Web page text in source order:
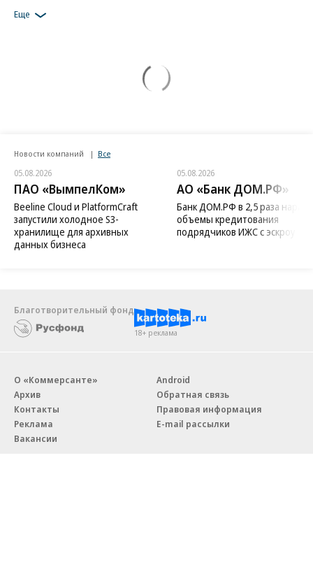
Еще
Новости компаний Все
05.08.2026
ПАО «ВымпелКом»
Beeline Cloud и PlatformCraft
запустили холодное S3-
хранилище для архивных
данных бизнеса
05.08.2026
АО «Банк ДОМ.РФ»
Банк ДОМ.РФ в 2,5 раза
объемы кредитования
подрядчиков ИЖС с эскроу
Благотворительный фонд
18+ реклама
О «Коммерсанте»
Архив
Контакты
Реклама
Вакансии
Android
Обратная связь
Правовая информация
E-mail рассылки